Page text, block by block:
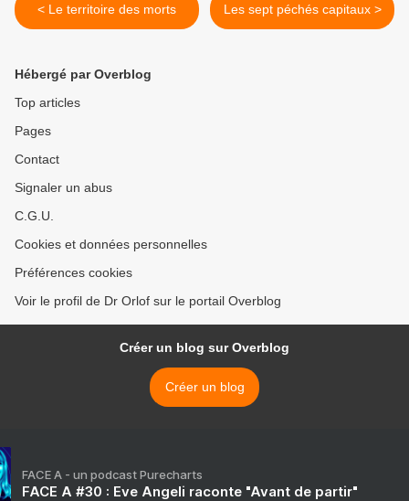
< Le territoire des morts Les sept péchés capitaux >
Hébergé par Overblog
Top articles
Pages
Contact
Signaler un abus
C.G.U.
Cookies et données personnelles
Préférences cookies
Voir le profil de Dr Orlof sur le portail Overblog
Créer un blog sur Overblog
Créer un blog
FACE A - un podcast Purecharts
FACE A #30 : Eve Angeli raconte "Avant de partir"